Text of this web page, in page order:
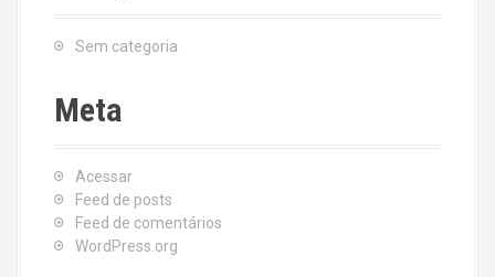
Sem categoria
Meta
Acessar
Feed de posts
Feed de comentários
WordPress.org